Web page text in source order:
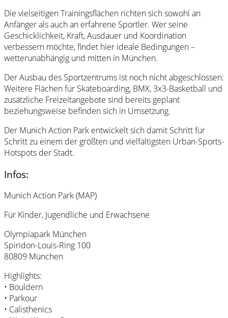
Die vielseitigen Trainingsflächen richten sich sowohl an
Anfänger als auch an erfahrene Sportler. Wer seine
Geschicklichkeit, Kraft, Ausdauer und Koordination
verbessern möchte, findet hier ideale Bedingungen –
wetterunabhängig und mitten in München.
Der Ausbau des Sportzentrums ist noch nicht abgeschlossen:
Weitere Flächen für Skateboarding, BMX, 3x3-Basketball und
zusätzliche Freizeitangebote sind bereits geplant
beziehungsweise befinden sich in Umsetzung.
Der Munich Action Park entwickelt sich damit Schritt für
Schritt zu einem der größten und vielfältigsten Urban-Sports-
Hotspots der Stadt.
Infos:
Munich Action Park (MAP)
Für Kinder, Jugendliche und Erwachsene
Olympiapark München
Spiridon-Louis-Ring 100
80809 München
Highlights:
• Bouldern
• Parkour
• Calisthenics